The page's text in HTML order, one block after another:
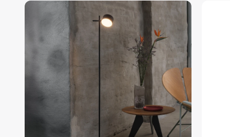
Zum
Ende
Bildgalerie